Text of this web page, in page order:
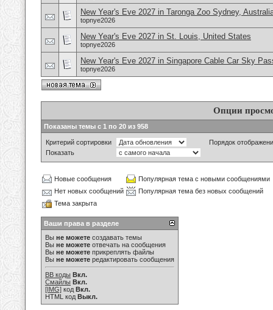
New Year's Eve 2027 in Taronga Zoo Sydney,
topnye2026
New Year's Eve 2027 in St. Louis, United States
topnye2026
New Year's Eve 2027 in Singapore Cable Car Sky
topnye2026
Опции
Показаны темы с 1 по 20 из 958
Критерий сортировки
Порядок
Показать
Новые сообщения
Популярная тема с новыми сообщениями
Нет новых сообщений
Популярная тема без новых сообщений
Тема закрыта
Ваши права в разделе
Вы не можете создавать темы
Вы не можете отвечать на сообщения
Вы не можете прикреплять файлы
Вы не можете редактировать сообщения
BB коды Вкл.
Смайлы Вкл.
[IMG] код Вкл.
HTML код Выкл.